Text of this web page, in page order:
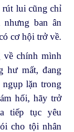
rút lui cũng chỉ
ban ân
cơ hội trở về.
chính mình
hư mất, đang
ngụp lặn trong
hối, hãy trở
tiếp tục yêu
cho tội nhân